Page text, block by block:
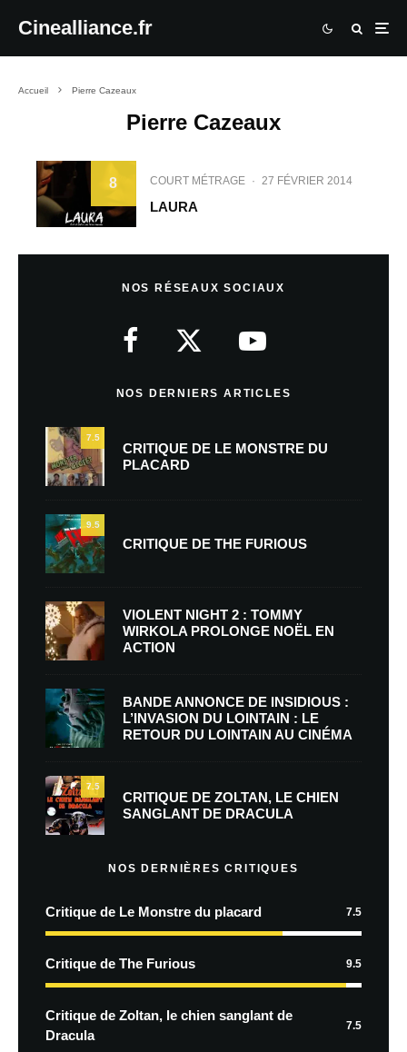
Cinealliance.fr
Accueil Pierre Cazeaux
Pierre Cazeaux
8 COURT MÉTRAGE · 27 FÉVRIER 2014
LAURA
NOS RÉSEAUX SOCIAUX
NOS DERNIERS ARTICLES
7.5
CRITIQUE DE LE MONSTRE DU
PLACARD
9.5
CRITIQUE DE THE FURIOUS
VIOLENT NIGHT 2 : TOMMY
WIRKOLA PROLONGE NOËL EN
ACTION
BANDE ANNONCE DE INSIDIOUS :
L’INVASION DU LOINTAIN : LE
RETOUR DU LOINTAIN AU CINÉMA
7.5
CRITIQUE DE ZOLTAN, LE CHIEN
SANGLANT DE DRACULA
NOS DERNIÈRES CRITIQUES
Critique de Le Monstre du placard 7.5
Critique de The Furious 9.5
Critique de Zoltan, le chien sanglant de
Dracula
7.5